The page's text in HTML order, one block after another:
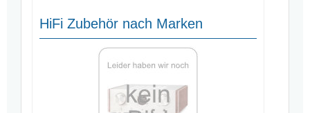
HiFi Zubehör nach Marken